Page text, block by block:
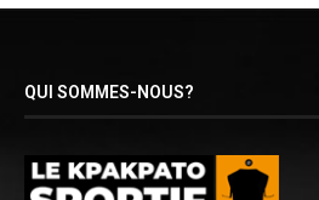
QUI SOMMES-NOUS?